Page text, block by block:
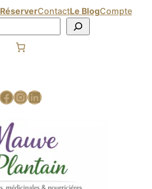
RéserverContactLe BlogCompte